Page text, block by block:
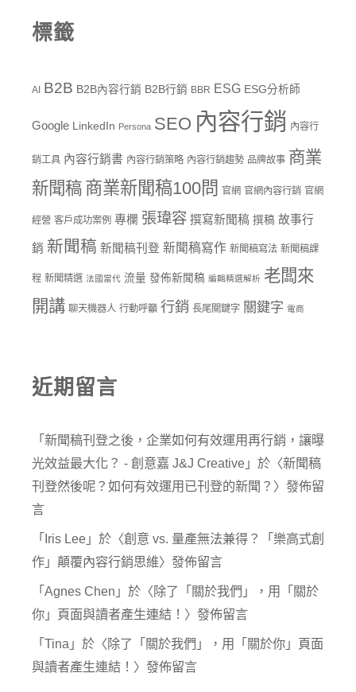
標籤
AI B2B B2B內容行銷 B2B行銷 BBR ESG ESG分析師
Google LinkedIn Persona SEO 內容行銷 內容行
銷工具 內容行銷書 內容行銷策略 內容行銷趨勢 品牌故事 商業
新聞稿 商業新聞稿100問 官網 官網內容行銷 官網
經營 客戶成功案例 專欄 張瑋容 撰寫新聞稿 撰稿 故事行
銷 新聞稿 新聞稿刊登 新聞稿寫作 新聞稿寫法 新聞稿課
程 新聞精選 法國當代 流量 發佈新聞稿 編輯精選解析 老闆來
開講 聊天機器人 行動呼籲 行銷 長尾關鍵字 關鍵字 電商
近期留言
「 新聞稿刊登之後，企業如何有效運用再行銷，讓曝
光效益最大化？ - 創意嘉 J&J Creative 」於〈新聞稿
刊登然後呢？如何有效運用已刊登的新聞？ 〉發佈留
言
「 Iris Lee 」於〈創意 vs. 量產無法兼得？「樂高式創
作」顛覆內容行銷思維〉發佈留言
「 Agnes Chen 」於〈除了「關於我們」，用「關於
你」頁面與讀者產生連結！ 〉發佈留言
「 Tina 」於〈除了「關於我們」，用「關於你」頁面
與讀者產生連結！ 〉發佈留言